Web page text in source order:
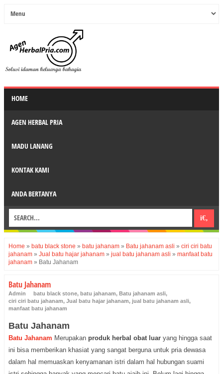
HOME
AGEN HERBAL PRIA
MADU LANANG
KONTAK KAMI
ANDA BERTANYA
Home » batu black stone » batu jahanam » Batu jahanam asli » ciri ciri batu
jahanam » Jual batu hajar jahanam » jual batu jahanam asli » manfaat batu
jahanam » Batu Jahanam
Batu Jahanam
Admin batu black stone, batu jahanam, Batu jahanam asli,
ciri ciri batu jahanam, Jual batu hajar jahanam, jual batu jahanam asli,
manfaat batu jahanam
Batu Jahanam
Batu Jahanam Merupakan produk herbal obat luar yang hingga saat
ini bisa memberikan khasiat yang sangat berguna untuk pria dewasa
dalam hal memuaskan kenyamanan istri dalam hal hubungan suami